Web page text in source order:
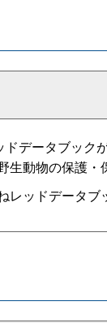
データブック
動物の保護・
ッドデータブ